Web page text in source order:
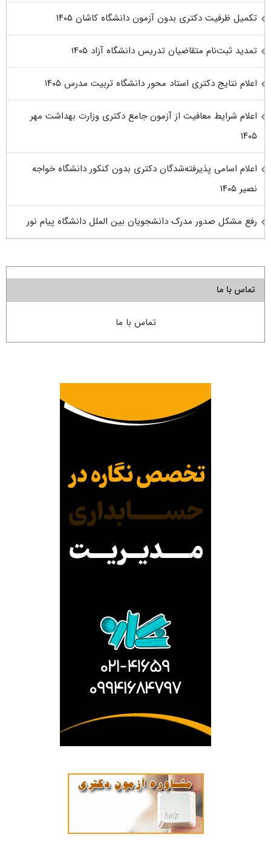
تکمیل ظرفیت دکتری بدون آزمون دانشگاه کاشان ۱۴۰۵
تمدید ثبت‌نام متقاضیان تدریس دانشگاه آزاد ۱۴۰۵
اعلام نتایج دکتری استاد محور دانشگاه تربیت مدرس ۱۴۰۵
اعلام شرایط معافیت از آزمون جامع دکتری وزارت بهداشت مهر
۱۴۰۵
اعلام اسامی پذیرفته‌شدگان دکتری بدون کنکور دانشگاه خواجه
نصیر ۱۴۰۵
رفع مشکل صدور مدرک دانشجویان بین الملل دانشگاه پیام نور
تماس با ما
تماس با ما